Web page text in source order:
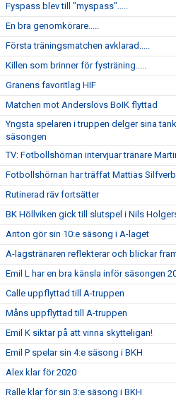
Fyspass blev till "myspass".....
En bra genomkörare.....
Första träningsmatchen avklarad.....
Killen som brinner för fysträning.....
Granens favoritlag HIF
Matchen mot Anderslövs BoIK flyttad
Yngsta spelaren i truppen delger sina
säsongen
TV: Fotbollshörnan intervjuar tränare
Fotbollshörnan har träffat Mattias
Rutinerad räv fortsätter
BK Höllviken gick till slutspel i Nils
Anton gör sin 10:e säsong i A-laget
A-lagstränaren reflekterar och blickar
Emil L har en bra känsla inför säsongen
Calle uppflyttad till A-truppen
Måns uppflyttad till A-truppen
Emil K siktar på att vinna skytteligan!
Emil P spelar sin 4:e säsong i BKH
Alex klar för 2020
Ralle klar för sin 3:e säsong i BKH